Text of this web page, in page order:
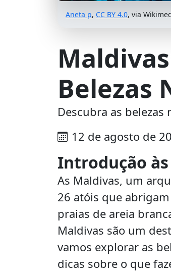
Aneta p, CC BY 4.0, via
Belezas
Descubra as
12 de agosto de
Introdução
As Maldivas, um
26 atóis que
praias de areia
Maldivas são um
vamos explorar as
dicas sobre o que